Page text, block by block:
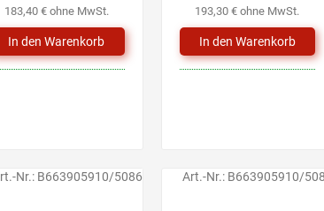
183,40 € ohne MwSt. 193,30 € ohne MwSt.
Nr.: B663905910/5086 Art.-Nr.: B663905910/